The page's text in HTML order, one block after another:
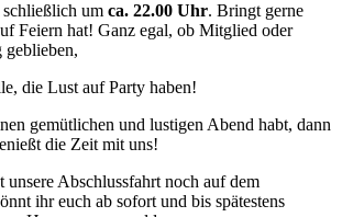
schließlich um ca. 22.00 Uhr. Bringt gerne
Feiern hat! Ganz egal, ob Mitglied oder
die Lust auf Party haben!
gemütlichen und lustigen Abend habt, dann
die Zeit mit uns!
unsere Abschlussfahrt noch auf dem
ihr euch ab sofort und bis spätestens